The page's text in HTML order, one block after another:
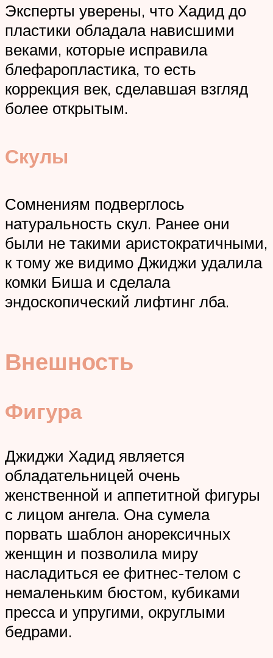
Эксперты уверены, что Хадид до
пластики обладала нависшими
веками, которые исправила
блефаропластика, то есть
коррекция век, сделавшая взгляд
более открытым.
Скулы
Сомнениям подверглось
натуральность скул. Ранее они
были не такими аристократичными,
к тому же видимо Джиджи удалила
комки Биша и сделала
эндоскопический лифтинг лба.
Внешность
Фигура
Джиджи Хадид является
обладательницей очень
женственной и аппетитной фигуры
с лицом ангела. Она сумела
порвать шаблон анорексичных
женщин и позволила миру
насладиться ее фитнес-телом с
немаленьким бюстом, кубиками
пресса и упругими, округлыми
бедрами.